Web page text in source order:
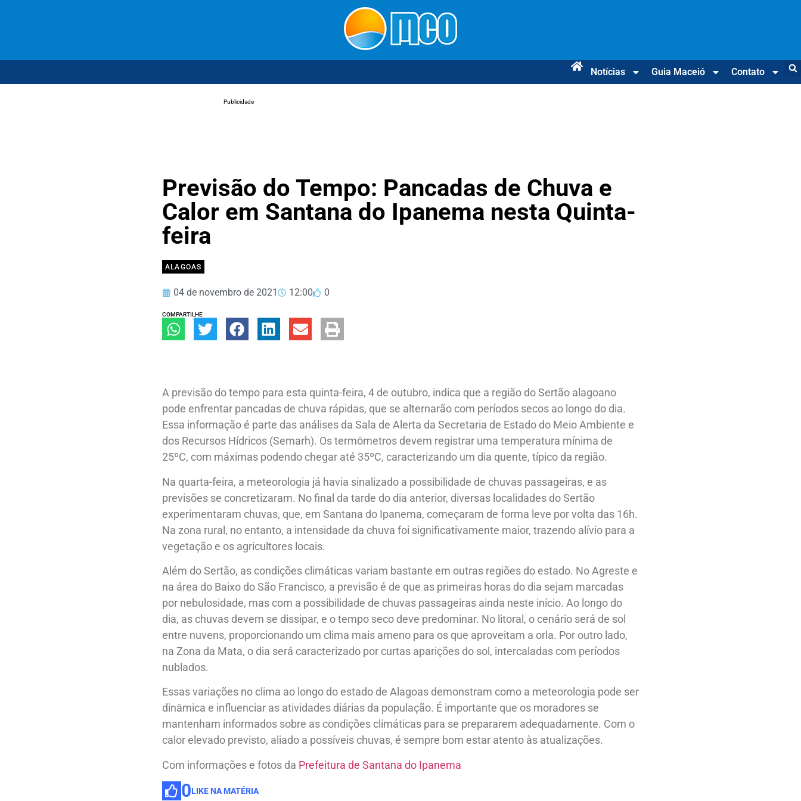
Notícias Guia Maceió Contato
Publicidade
Previsão do Tempo: Pancadas de Chuva e
Calor em Santana do Ipanema nesta Quinta-
feira
ALAGOAS
04 de novembro de 2021 12:00 0
COMPARTILHE
A previsão do tempo para esta quinta-feira, 4 de outubro, indica que a região do Sertão alagoano
pode enfrentar pancadas de chuva rápidas, que se alternarão com períodos secos ao longo do dia.
Essa informação é parte das análises da Sala de Alerta da Secretaria de Estado do Meio Ambiente e
dos Recursos Hídricos (Semarh). Os termômetros devem registrar uma temperatura mínima de
25ºC, com máximas podendo chegar até 35ºC, caracterizando um dia quente, típico da região.
Na quarta-feira, a meteorologia já havia sinalizado a possibilidade de chuvas passageiras, e as
previsões se concretizaram. No final da tarde do dia anterior, diversas localidades do Sertão
experimentaram chuvas, que, em Santana do Ipanema, começaram de forma leve por volta das 16h.
Na zona rural, no entanto, a intensidade da chuva foi significativamente maior, trazendo alívio para a
vegetação e os agricultores locais.
Além do Sertão, as condições climáticas variam bastante em outras regiões do estado. No Agreste e
na área do Baixo do São Francisco, a previsão é de que as primeiras horas do dia sejam marcadas
por nebulosidade, mas com a possibilidade de chuvas passageiras ainda neste início. Ao longo do
dia, as chuvas devem se dissipar, e o tempo seco deve predominar. No litoral, o cenário será de sol
entre nuvens, proporcionando um clima mais ameno para os que aproveitam a orla. Por outro lado,
na Zona da Mata, o dia será caracterizado por curtas aparições do sol, intercaladas com períodos
nublados.
Essas variações no clima ao longo do estado de Alagoas demonstram como a meteorologia pode ser
dinâmica e influenciar as atividades diárias da população. É importante que os moradores se
mantenham informados sobre as condições climáticas para se prepararem adequadamente. Com o
calor elevado previsto, aliado a possíveis chuvas, é sempre bom estar atento às atualizações.
Com informações e fotos da Prefeitura de Santana do Ipanema
0LIKE NA MATÉRIA